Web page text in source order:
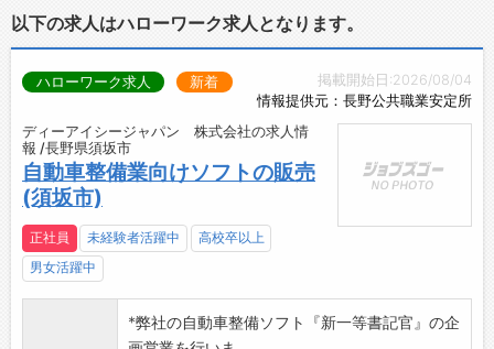
【1日の業務の流れ】
↓
8:00～12:00 点検、整備
↓
12:00 昼食
↓
依頼の整備や車検でお預かりした車の追加整
18:00～20:00 退社（シフトによる）
【研修制度・ステップアップ】
以下の求人はハローワーク求人となります。
掲載開始日:2026/08/04
情報提供元：長野公共職業安定所
ハローワーク求人 新着
ディーアイシージャパン 株式会社の求人情
報 /長野県須坂市
自動車整備業向けソフトの販売
(須坂市)
正社員 未経験者活躍中
高校卒以上
男女活躍中
*弊社の自動車整備ソフト『新一等書記官』の企